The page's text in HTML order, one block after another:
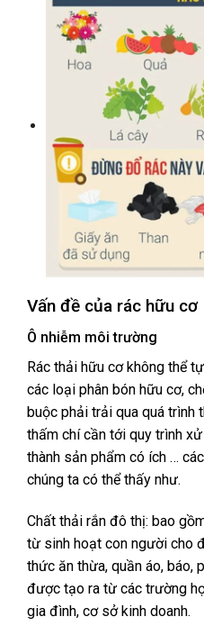
Vấn đề của rác hữu cơ
Ô nhiễm môi trường
Rác thải hữu cơ không thể
các loại phân bón hữu cơ,
buộc phải trải qua quá trình
thấm chí cần tới quy trình
thành sản phẩm có ích …
chúng ta có thể thấy như.
Chất thải rắn đô thị: bao
từ sinh hoạt con người cho
thức ăn thừa, quần áo, báo,
được tạo ra từ các trường
gia đình, cơ sở kinh doanh.